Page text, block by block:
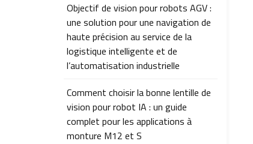
Objectif de vision pour robots AGV :
une solution pour une navigation de
haute précision au service de la
logistique intelligente et de
l’automatisation industrielle
Comment choisir la bonne lentille de
vision pour robot IA : un guide
complet pour les applications à
monture M12 et S